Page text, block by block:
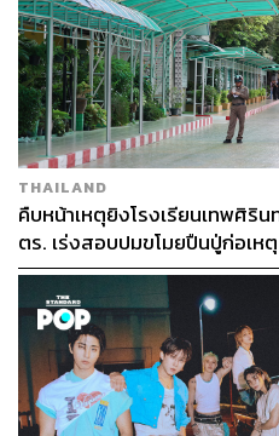
กลุ่มเพื่อนคนอื่นๆ ในโรงเรียน
ด้วยความรู้สึกแบบไหน
ก็สงสัยว่ามึงแรปอะไร ทำอะไร
พวกผมไม่สนแล้ว เพราะรู้ว่าก
(หัวเราะ) คนอื่นเขาไม่สนใจหร
เขามองว่าพวกผมทำอะไรกันว
อะไรกันอยู่วะเหมือนกัน เพราะ
ความสุขกับเพื่อนเรา กับการแ
ผมมีความคิดแบบนี้มาตั้งแต่ตอ
เล่นมายากล ที่ศึกษาจากในยูทูบ
เล่นขายกลก็เป็นอาชีพได้ ผม
สามารถเป็นอาชีพได้หมด ผมจ
ทำอะไรเล่น มันเป็นงานที่ผมจ
THAILAND
คืบหน้าเหตุยิงโรงเรียนเทพศิริ
ตร. เร่งสอบปมขโมยปืนปู่ก่อเหตุ